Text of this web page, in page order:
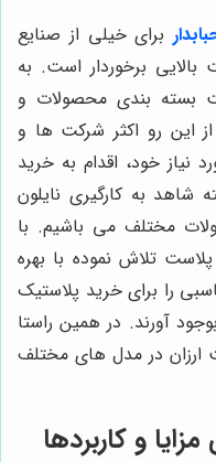
برای خیلی از صنایع
برخوردار است. به
بسته بندی محصولات و
این رو اکثر شرکت ها و
نیاز خود، اقدام به خرید
شاهد به کارگیری نایلون
مختلف می باشیم. با
تلاش نموده با بهره
را برای خرید پلاستیک
آورند. در همین راستا
ارزان در مدل های مختلف
و کاربردها